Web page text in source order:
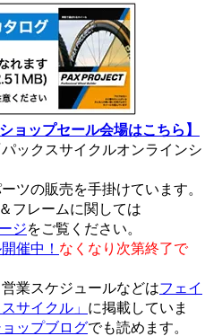
ョップセール会場はこちら】
ックスサイクルオンラインシ
ツの販売を手掛けています。
フレームに関しては
ジをご覧ください。
催中！ なくなり次第終了で
業スケジュールなどはフェイ
サイクル」 に掲載していま
ョップブログでも読めます。